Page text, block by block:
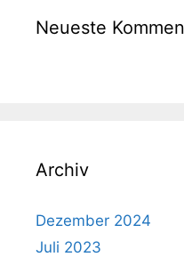
Neueste
Archiv
Dezember 2024
Juli 2023